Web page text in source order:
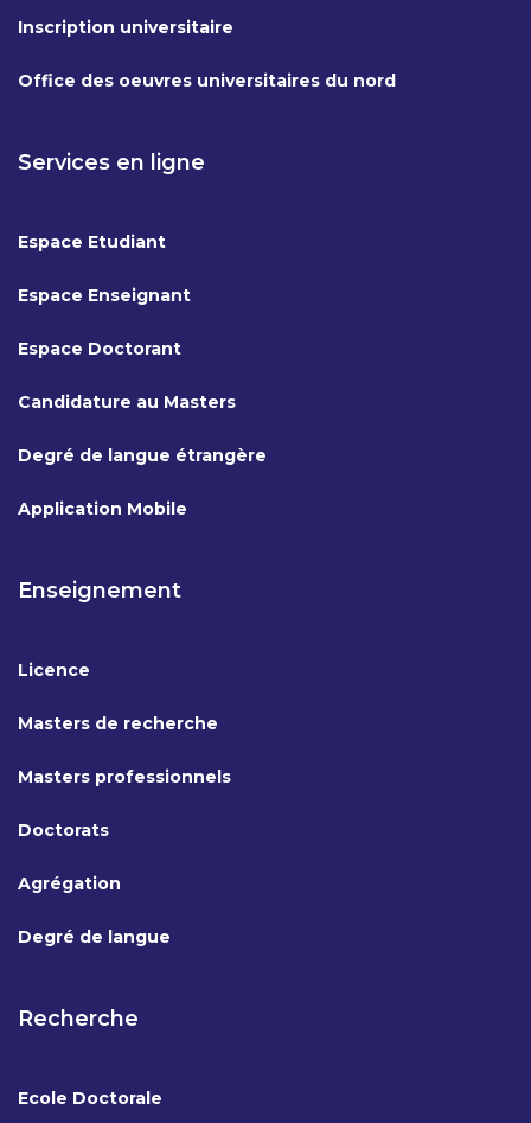
Inscription universitaire
Office des oeuvres universitaires du nord
Services en ligne
Espace Etudiant
Espace Enseignant
Espace Doctorant
Candidature au Masters
Degré de langue étrangère
Application Mobile
Enseignement
Licence
Masters de recherche
Masters professionnels
Doctorats
Agrégation
Degré de langue
Recherche
Ecole Doctorale